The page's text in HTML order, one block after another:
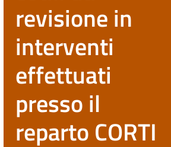
revisione in
interventi
effettuati
presso il
reparto CORTI